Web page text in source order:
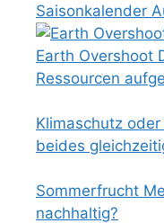
Saisonkalender
Earth Overshoot
Ressourcen
Klimaschutz
beides
Sommerfrucht
nachhaltig?